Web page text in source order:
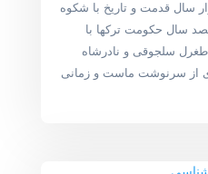
سال قدمت و تاریخ با شکوه
سال حکومت ترکها با
سلجوقی و نادرشاه
از سرنوشت ماست و زمانی